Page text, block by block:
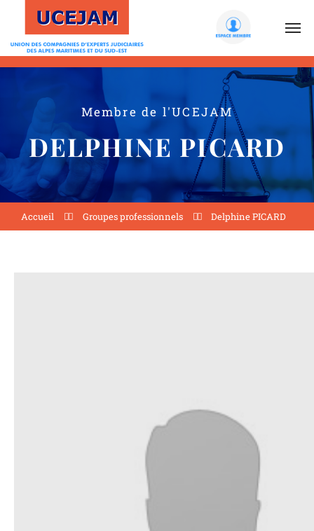
Membre de l'UCEJAM
DELPHINE PICARD
Accueil Groupes professionnels Delphine PICARD